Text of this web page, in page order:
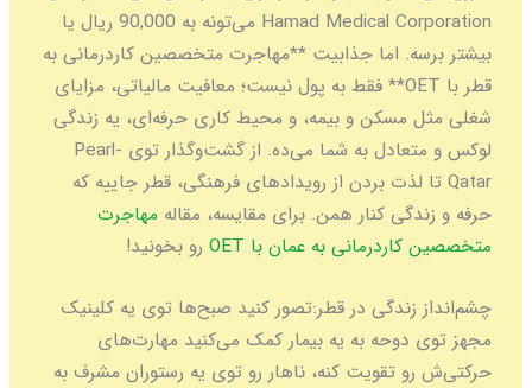
Hamad Medical Corporation می‌تونه به 90,000 ریال یا
بیشتر برسه. اما جذابیت **مهاجرت متخصصین کاردرمانی به
قطر با OET** فقط به پول نیست؛ معافیت مالیاتی، مزایای
شغلی مثل مسکن و بیمه، و محیط کاری حرفه‌ای، یه زندگی
لوکس و متعادل به شما می‌ده. از گشت‌وگذار توی Pearl-
Qatar تا لذت بردن از رویدادهای فرهنگی، قطر جاییه که
حرفه و زندگی کنار همن. برای مقایسه، مقاله مهاجرت
متخصصین کاردرمانی به عمان با OET
رو بخونید!
چشم‌انداز زندگی در قطر:تصور کنید صبح‌ها توی یه کلینیک
مجهز توی دوحه به یه بیمار کمک می‌کنید مهارت‌های
حرکتی‌ش رو تقویت کنه، ناهار رو توی یه رستوران مشرف به